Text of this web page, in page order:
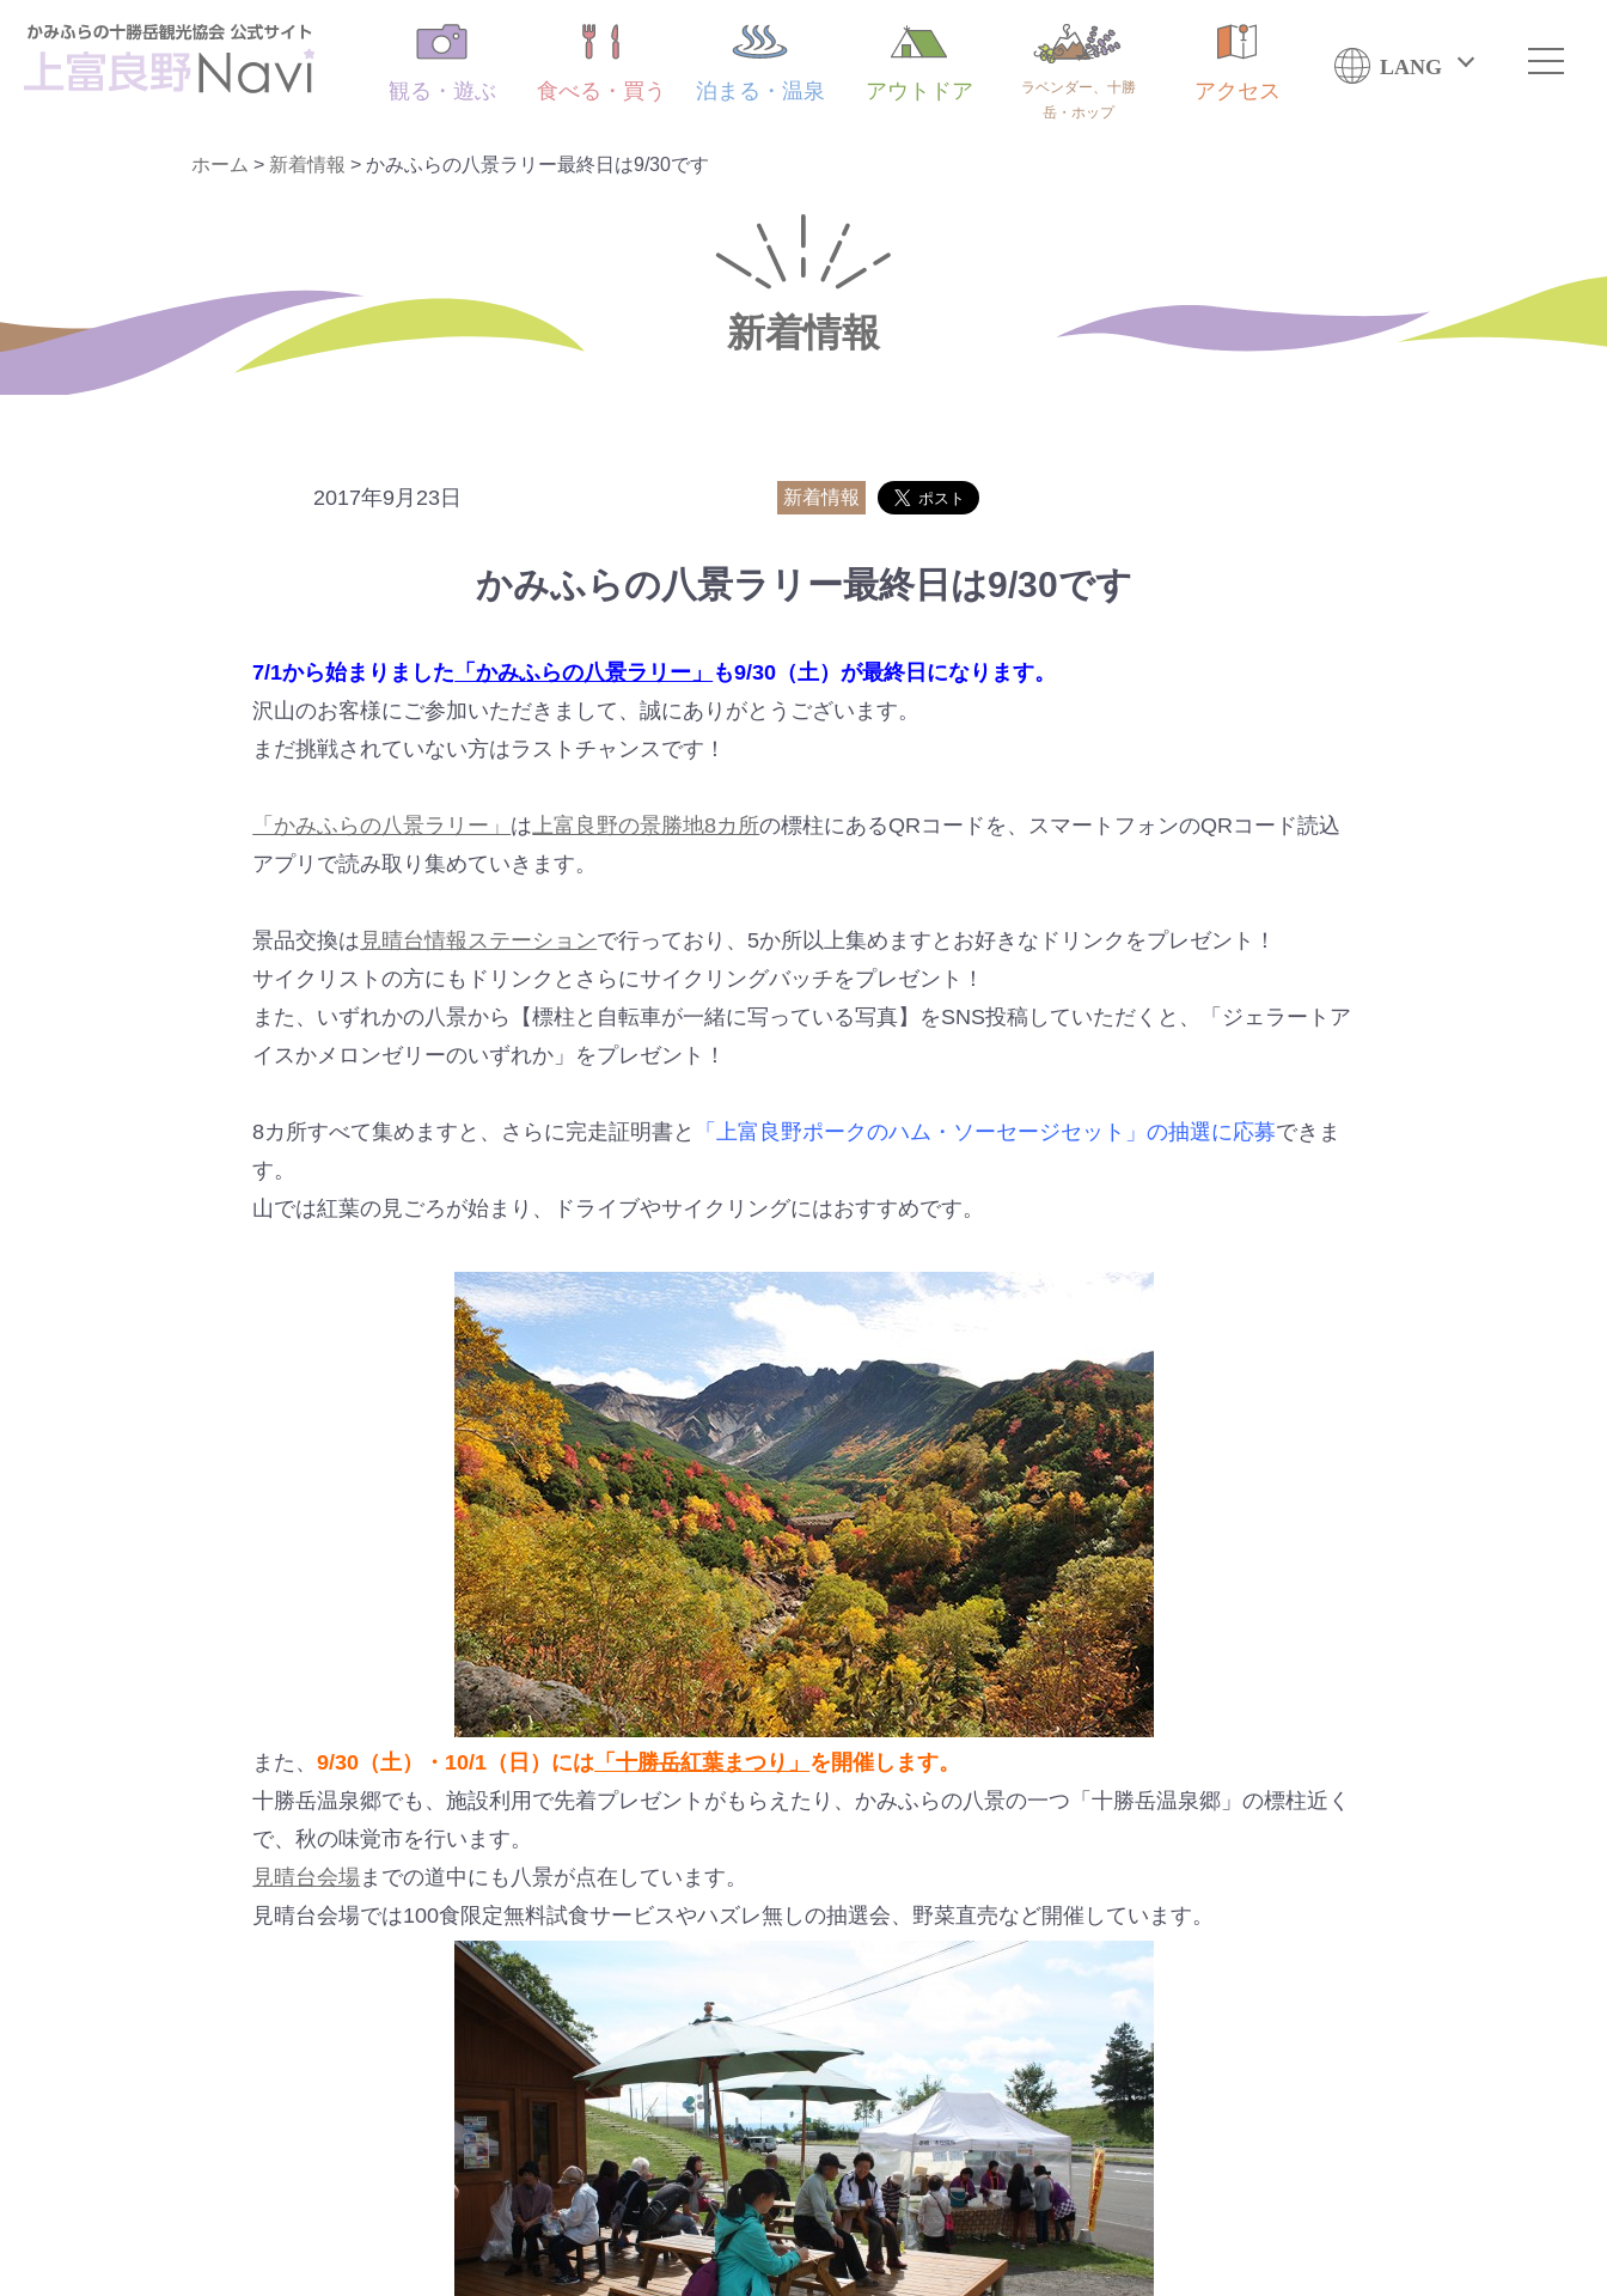
観る・遊ぶ 食べる・買う 泊まる・温泉 アウトドア
ラベンダー、十勝
岳・ホップ
アクセス
LANG
ホーム > 新着情報 > かみふらの八景ラリー最終日は9/30です
新着情報
2017年9月23日 新着情報
かみふらの八景ラリー最終日は9/30です
7/1から始まりました 「かみふらの八景ラリー」
も9/30（土）が最終日になります。
沢山のお客様にご参加いただきまして、誠にありがとうございます。
まだ挑戦されていない方はラストチャンスです！
「かみふらの八景ラリー」 は上富良野の景勝地8カ所の標柱にあるQRコードを、スマートフォンのQRコード読込
アプリで読み取り集めていきます。
景品交換は 見晴台情報ステーションで行っており、5か所以上集めますとお好きなドリンクをプレゼント！
サイクリストの方にもドリンクとさらにサイクリングバッチをプレゼント！
また、いずれかの八景から【標柱と自転車が一緒に写っている写真】をSNS投稿していただくと、「ジェラートア
イスかメロンゼリーのいずれか」をプレゼント！
8カ所すべて集めますと、さらに完走証明書と 「上富良野ポークのハム・ソーセージセット」の抽選に応募できま
す。
山では紅葉の見ごろが始まり、ドライブやサイクリングにはおすすめです。
また、9/30（土）・10/1（日）には 「十勝岳紅葉まつり」 を開催します。
十勝岳温泉郷でも、施設利用で先着プレゼントがもらえたり、かみふらの八景の一つ「十勝岳温泉郷」の標柱近く
で、秋の味覚市を行います。
見晴台会場までの道中にも八景が点在しています。
見晴台会場では100食限定無料試食サービスやハズレ無しの抽選会、野菜直売など開催しています。